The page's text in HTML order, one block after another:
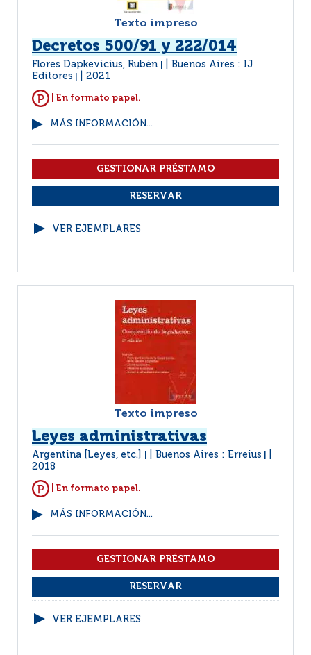
Texto impreso
Decretos 500/91 y 222/014
Flores Dapkevicius, Rubén
Buenos Aires : IJ
Editores
2021
| En formato papel.
MÁS INFORMACIÓN...
VER EJEMPLARES
Texto impreso
Leyes administrativas
Argentina [Leyes, etc.] Buenos Aires : Erreius
2018
| En formato papel.
MÁS INFORMACIÓN...
VER EJEMPLARES